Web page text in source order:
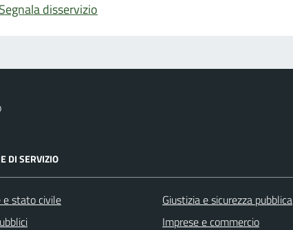
Segnala disservizio
DI SERVIZIO
e stato civile
Giustizia e sicurezza pubblica
Imprese e commercio